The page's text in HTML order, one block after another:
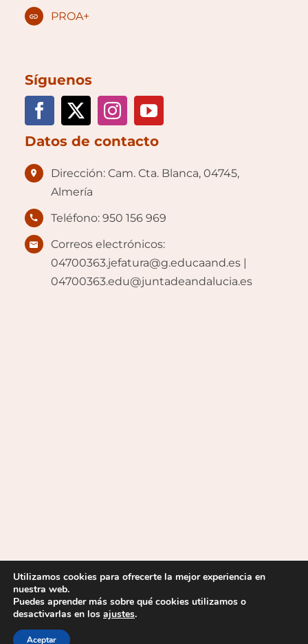
PROA+
Síguenos
Datos de contacto
Dirección: Cam. Cta. Blanca, 04745,
Almería
Teléfono: 950 156 969
Correos electrónicos:
04700363.jefatura@g.educaand.es |
04700363.edu@juntadeandalucia.es
2026 © IES La Mojonera |Aviso Legal
Política de cookies
Utilizamos cookies para ofrecerte la mejor experiencia en
nuestra web.
Puedes aprender más sobre qué cookies utilizamos o
desactivarlas en los ajustes.
Aceptar